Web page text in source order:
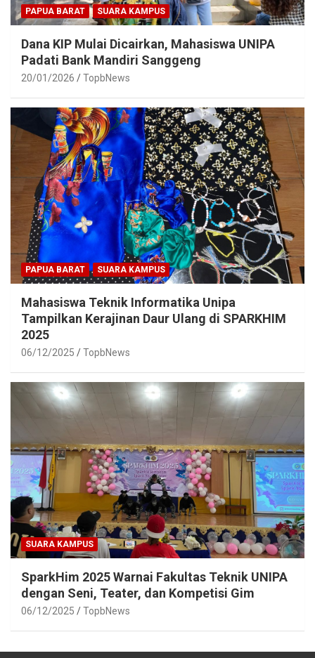
PAPUA BARAT SUARA KAMPUS
Dana KIP Mulai Dicairkan, Mahasiswa UNIPA
Padati Bank Mandiri Sanggeng
20/01/2026 TopbNews
PAPUA BARAT SUARA KAMPUS
Mahasiswa Teknik Informatika Unipa
Tampilkan Kerajinan Daur Ulang di SPARKHIM
2025
06/12/2025 TopbNews
SUARA KAMPUS
SparkHim 2025 Warnai Fakultas Teknik UNIPA
dengan Seni, Teater, dan Kompetisi Gim
06/12/2025 TopbNews